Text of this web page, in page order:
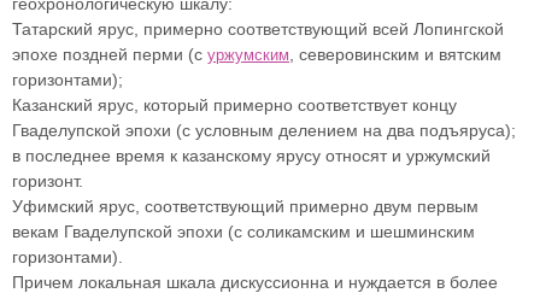
Татарский ярус, примерно соответствующий всей Лопингской
эпохе поздней перми (с уржумским , северовинским и вятским
горизонтами);
Казанский ярус, который примерно соответствует концу
Гваделупской эпохи (с условным делением на два подъяруса);
в последнее время к казанскому ярусу относят и уржумский
горизонт.
Уфимский ярус, соответствующий примерно двум первым
векам Гваделупской эпохи (с соликамским и шешминским
горизонтами).
Причем локальная шкала дискуссионна и нуждается в более